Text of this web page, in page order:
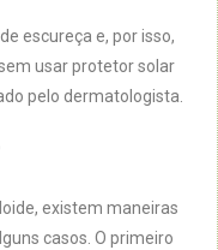
escureça e, por isso,
usar protetor solar
pelo dermatologista.
existem maneiras
casos. O primeiro